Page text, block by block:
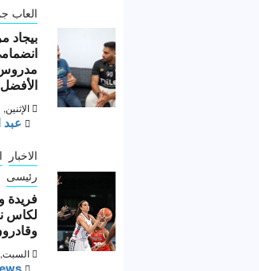
العاب
بيجاد
مدروس
الأفضل
الإثنين, 21 يوليو 2025, 5:37 م
الاخبار
رئيسى
فريدة
لكاس
السبت, 8 فبراير 2025, 12:19 ص